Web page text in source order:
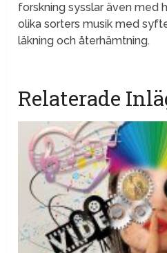
forskning sysslar även med
olika sorters musik med
läkning och återhämtning.
Relaterade